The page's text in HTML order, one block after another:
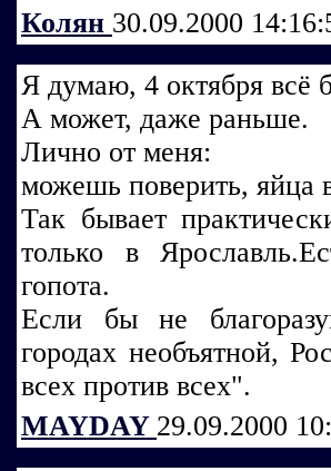
Колян 30.09.2000
Я думаю, 4 октября всё
А может, даже раньше.
Лично от меня:
можешь поверить, яйца
Так бывает
только в
гопота.
Если бы не
городах необъятной,
всех против всех".
MAYDAY 29.09.2000